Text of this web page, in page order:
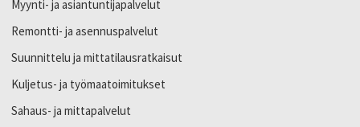
Myynti- ja asiantuntijapalvelut
Remontti- ja asennuspalvelut
Suunnittelu ja mittatilausratkaisut
Kuljetus- ja työmaatoimitukset
Sahaus- ja mittapalvelut